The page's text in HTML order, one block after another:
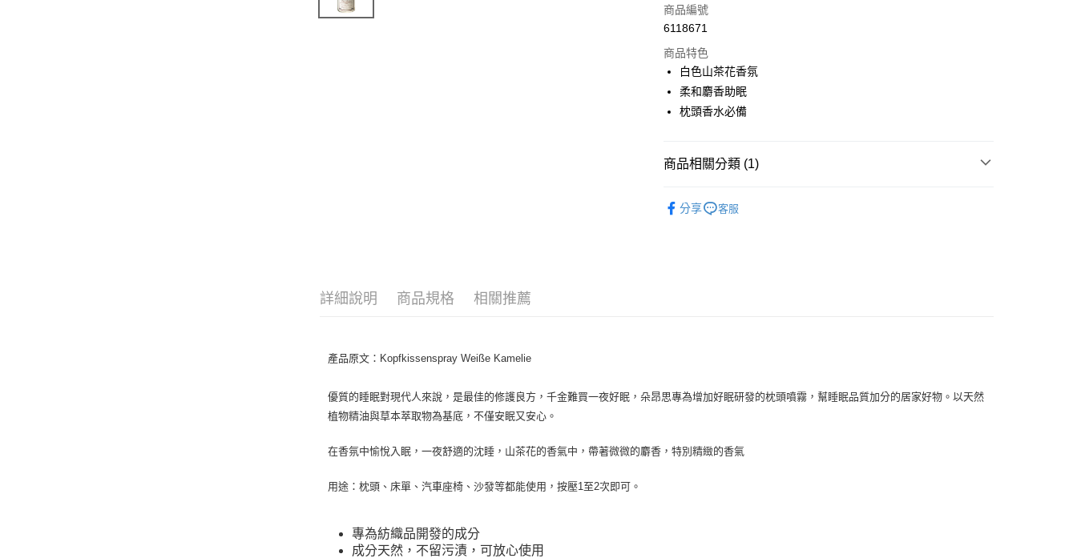
信用卡一次付款
LINE Pay
Apple Pay
悠遊付
ATM付款
7-11取貨付款
7-11純取貨 (先付款
商品編號
6118671
商品特色
白色山茶花香氛
柔和麝香助眠
枕頭香水必備
商品相關分類 (1)
分享
客服
詳細說明 商品規格 相關推薦
產品原文：Kopfkissenspray Weiße Kamelie
優質的睡眠對現代人來說，是最佳的修護良方，千金難買一夜好眠，朵昂思專為增加好眠研發的枕頭噴霧，幫睡眠品質加分的居家好物。以天然
植物精油與草本萃取物為基底，不僅安眠又安心。
在香氛中愉悅入眠，一夜舒適的沈睡，山茶花的香氣中，帶著微微的麝香，特別精緻的香氣
用途：枕頭、床單、汽車座椅、沙發等都能使用，按壓1至2次即可。
專為紡織品開發的成分
成分天然，不留污漬，可放心使用